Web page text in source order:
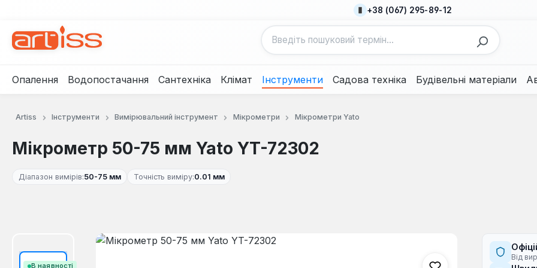
+38 (067) 295-89-12
Опалення Водопостачання Сантехніка Клімат Інструменти Садова техніка Будівельні матеріали
Artiss Інструменти Вимірювальний інструмент Мікрометри Мікрометри Yato
Мікрометр 50-75 мм Yato YT-72302
Діапазон вимірів:50-75 мм Точність виміру:0.01 мм
В наявності
Пропустити галерею зображень
Від